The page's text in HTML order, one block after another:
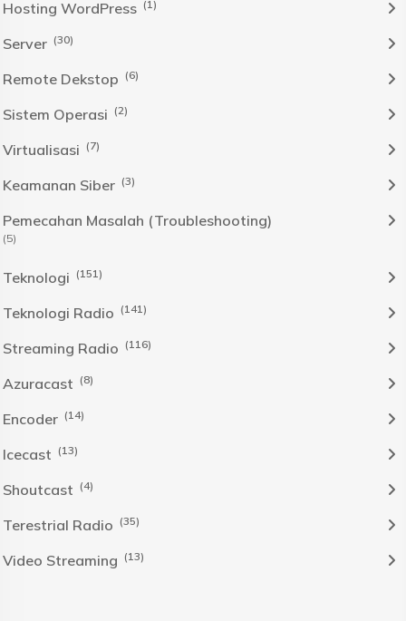
Hosting WordPress (1)
Server (30)
Remote Dekstop (6)
Sistem Operasi (2)
Virtualisasi (7)
Keamanan Siber (3)
Pemecahan Masalah (Troubleshooting)
(5)
Teknologi (151)
Teknologi Radio (141)
Streaming Radio (116)
Azuracast (8)
Encoder (14)
Icecast (13)
Shoutcast (4)
Terestrial Radio (35)
Video Streaming (13)